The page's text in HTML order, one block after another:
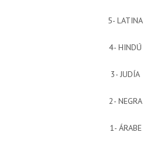
5- LATINA
4- HINDÚ
3- JUDÍA
2- NEGRA
1- ÁRABE